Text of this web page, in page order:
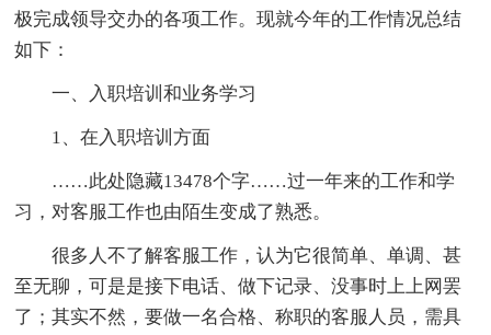
极完成领导交办的各项工作。现就今年的工作情况总结
如下：
一、入职培训和业务学习
1、在入职培训方面
……此处隐藏13478个字……过一年来的工作和学
习，对客服工作也由陌生变成了熟悉。
很多人不了解客服工作，认为它很简单、单调、甚
至无聊，可是是接下电话、做下记录、没事时上上网罢
了；其实不然，要做一名合格、称职的客服人员，需具